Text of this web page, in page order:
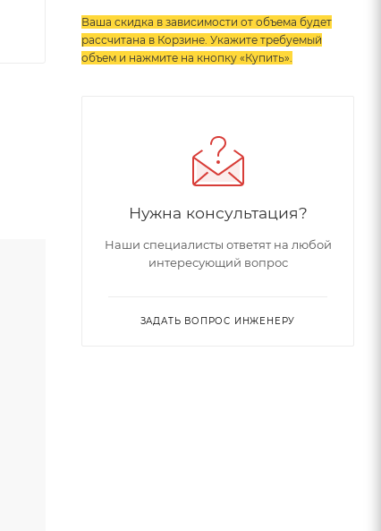
Ваша скидка в зависимости от объема будет
рассчитана в Корзине. Укажите требуемый
объем и нажмите на кнопку «Купить».
Нужна консультация?
Наши специалисты ответят на любой
интересующий вопрос
ЗАДАТЬ ВОПРОС ИНЖЕНЕРУ